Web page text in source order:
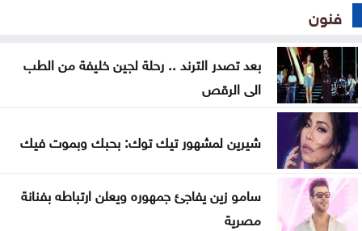
فنون
بعد تصدر الترند .. رحلة لجين خليفة من الطب
الى الرقص
شيرين لمشهور تيك توك: بحبك وبموت فيك
سامو زين يفاجئ جمهوره ويعلن ارتباطه بفنانة
مصرية